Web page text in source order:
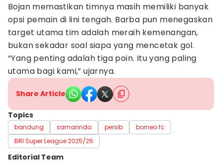
Bojan memastikan timnya masih memiliki banyak
opsi pemain di lini tengah. Barba pun menegaskan
target utama tim adalah meraih kemenangan,
bukan sekadar soal siapa yang mencetak gol.
“Yang penting adalah tiga poin. Itu yang paling
utama bagi kami,” ujarnya.
Share Article
Topics
bandung samarinda persib
borneo fc
BRI Super League 2025/26
Editorial Team